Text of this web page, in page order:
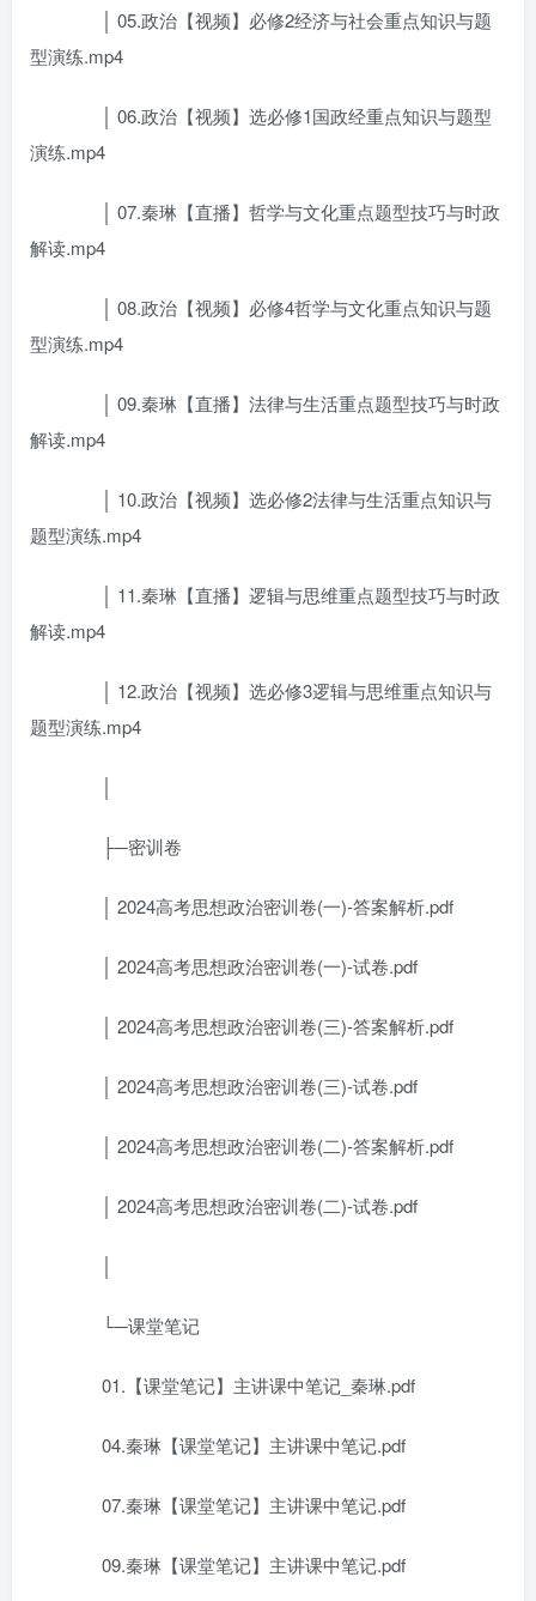
│ 05.政治【视频】必修2经济与社会重点知识与题
型演练.mp4
│ 06.政治【视频】选必修1国政经重点知识与题型
演练.mp4
│ 07.秦琳【直播】哲学与文化重点题型技巧与时政
解读.mp4
│ 08.政治【视频】必修4哲学与文化重点知识与题
型演练.mp4
│ 09.秦琳【直播】法律与生活重点题型技巧与时政
解读.mp4
│ 10.政治【视频】选必修2法律与生活重点知识与
题型演练.mp4
│ 11.秦琳【直播】逻辑与思维重点题型技巧与时政
解读.mp4
│ 12.政治【视频】选必修3逻辑与思维重点知识与
题型演练.mp4
├─密训卷
│ 2024高考思想政治密训卷(一)-答案解析.pdf
│ 2024高考思想政治密训卷(一)-试卷.pdf
│ 2024高考思想政治密训卷(三)-答案解析.pdf
│ 2024高考思想政治密训卷(三)-试卷.pdf
│ 2024高考思想政治密训卷(二)-答案解析.pdf
│ 2024高考思想政治密训卷(二)-试卷.pdf
└─课堂笔记
01.【课堂笔记】主讲课中笔记_秦琳.pdf
04.秦琳【课堂笔记】主讲课中笔记.pdf
07.秦琳【课堂笔记】主讲课中笔记.pdf
09.秦琳【课堂笔记】主讲课中笔记.pdf